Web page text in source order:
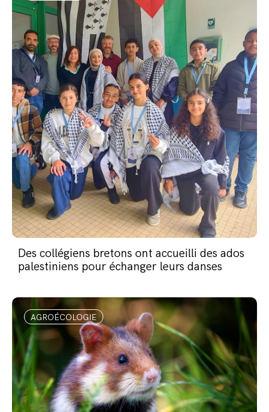
Des collégiens bretons ont accueilli des ados
palestiniens pour échanger leurs danses
AGROÉCOLOGIE